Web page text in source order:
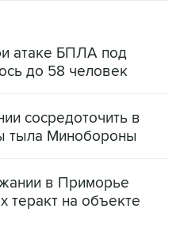
атаке БПЛА под
до 58 человек
сосредоточить в
тыла Минобороны
в Приморье
теракт на объекте